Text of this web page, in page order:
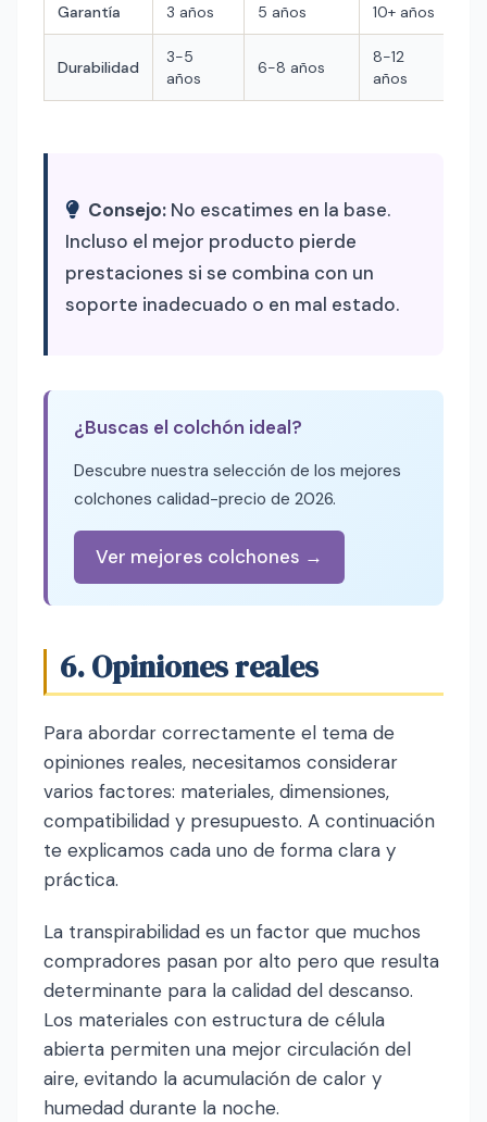
Garantía 3 años 5 años 10+ años
Durabilidad
3-5
años
6-8 años
8-12
años
Consejo: No escatimes en la base.
Incluso el mejor producto pierde
prestaciones si se combina con un
soporte inadecuado o en mal estado.
¿Buscas el colchón ideal?
Descubre nuestra selección de los mejores
colchones calidad-precio de 2026.
Ver mejores colchones →
6. Opiniones reales
Para abordar correctamente el tema de
opiniones reales, necesitamos considerar
varios factores: materiales, dimensiones,
compatibilidad y presupuesto. A continuación
te explicamos cada uno de forma clara y
práctica.
La transpirabilidad es un factor que muchos
compradores pasan por alto pero que resulta
determinante para la calidad del descanso.
Los materiales con estructura de célula
abierta permiten una mejor circulación del
aire, evitando la acumulación de calor y
humedad durante la noche.